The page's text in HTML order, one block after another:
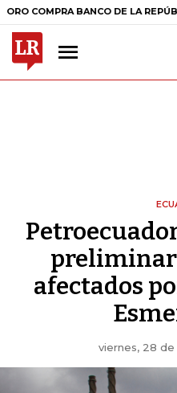
BANCO DE LA REPÚBLICA $
afectados
viernes, 28